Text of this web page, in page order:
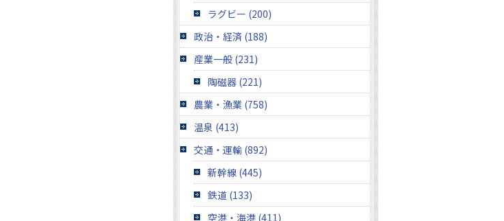
ラグビー (200)
政治・経済 (188)
産業一般 (231)
陶磁器 (221)
農業・漁業 (758)
温泉 (413)
交通・運輸 (892)
新幹線 (445)
鉄道 (133)
空港・海港 (411)